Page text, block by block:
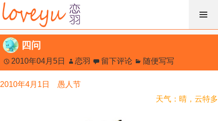
跳
过
内
容
四问
2010年04月5日 恋羽 留下评论 随便写写
2010年4月1日 愚人节
天气：晴，云特多